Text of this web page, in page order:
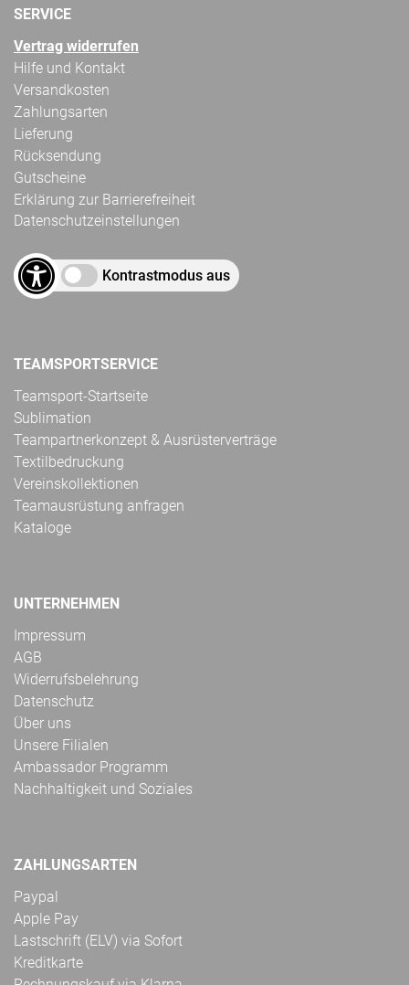
SERVICE
Vertrag widerrufen
Hilfe und Kontakt
Versandkosten
Zahlungsarten
Lieferung
Rücksendung
Gutscheine
Erklärung zur Barrierefreiheit
Datenschutzeinstellungen
Kontrastmodus aus
TEAMSPORTSERVICE
Teamsport-Startseite
Sublimation
Teampartnerkonzept & Ausrüsterverträge
Textilbedruckung
Vereinskollektionen
Teamausrüstung anfragen
Kataloge
UNTERNEHMEN
Impressum
AGB
Widerrufsbelehrung
Datenschutz
Über uns
Unsere Filialen
Ambassador Programm
Nachhaltigkeit und Soziales
ZAHLUNGSARTEN
Paypal
Apple Pay
Lastschrift (ELV) via Sofort
Kreditkarte